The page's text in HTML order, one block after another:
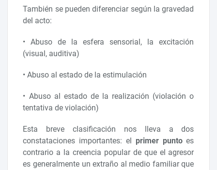
También se pueden diferenciar según la gravedad
del acto:
• Abuso de la esfera sensorial, la excitación
(visual, auditiva)
• Abuso al estado de la estimulación
• Abuso al estado de la realización (violación o
tentativa de violación)
Esta breve clasificación nos lleva a dos
constataciones importantes: el primer puntoes
contrario a la creencia popular de que el agresor
es generalmente un extraño al medio familiar que